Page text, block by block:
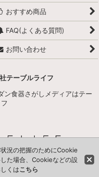
おすすめ商品
FAQ(よくある質問)
お問い合わせ
テーブルライフ
ン食器さがしメディアはテー
況の把握のためにCookie
た場合、Cookieなどの設
くはこちら